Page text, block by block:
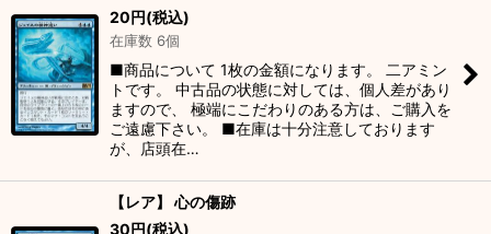
20円(税込)
在庫数 6個
■商品について 1枚の金額になります。 二アミン
トです。 中古品の状態に対しては、個人差があり
ますので、 極端にこだわりのある方は、ご購入を
ご遠慮下さい。 ■在庫は十分注意しております
が、店頭在…
【レア】 心の傷跡
30円(税込)